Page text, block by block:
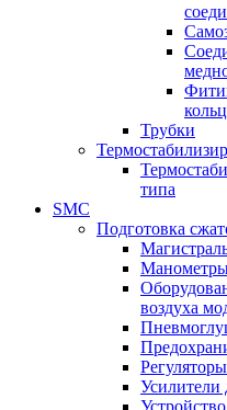
Трубки
типа
SMC
Подготовка
Манометры
воздуха
Усилители